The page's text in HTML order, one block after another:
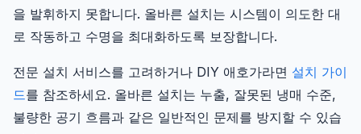
을 발휘하지 못합니다. 올바른 설치는 시스템이 의도한 대
로 작동하고 수명을 최대화하도록 보장합니다.
전문 설치 서비스를 고려하거나 DIY 애호가라면 설치 가이
드를 참조하세요. 올바른 설치는 누출, 잘못된 냉매 수준,
불량한 공기 흐름과 같은 일반적인 문제를 방지할 수 있습